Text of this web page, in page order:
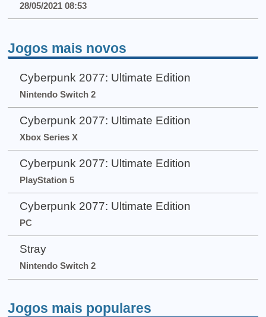
28/05/2021 08:53
Jogos mais novos
Cyberpunk 2077: Ultimate Edition
Nintendo Switch 2
Cyberpunk 2077: Ultimate Edition
Xbox Series X
Cyberpunk 2077: Ultimate Edition
PlayStation 5
Cyberpunk 2077: Ultimate Edition
PC
Stray
Nintendo Switch 2
Jogos mais populares